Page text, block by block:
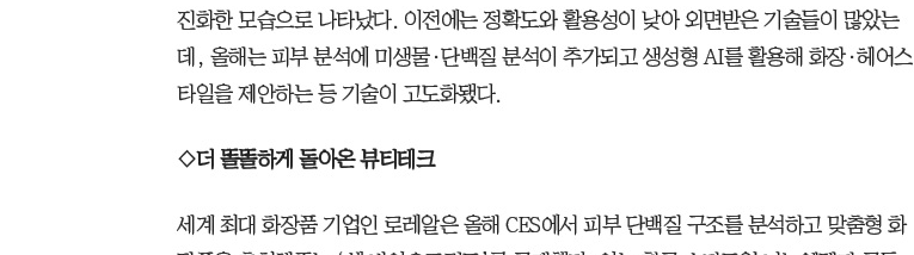
진화한 모습으로 나타났다. 이전에는 정확도와 활용성이 낮아 외면받은 기술들이 많았는
데, 올해는 피부 분석에 미생물·단백질 분석이 추가되고 생성형 AI를 활용해 화장·헤어스
타일을 제안하는 등 기술이 고도화됐다.
◇더 똘똘하게 돌아온 뷰티테크
세계 최대 화장품 기업인 로레알은 올해 CES에서 피부 단백질 구조를 분석하고 맞춤형 화